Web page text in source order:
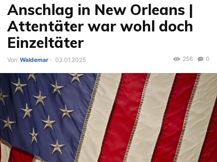
Anschlag in New Orleans |
Attentäter war wohl doch
Einzeltäter
Von Waldemar - 02.01.2025 0
256